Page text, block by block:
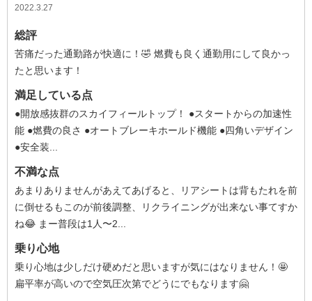
2022.3.27
総評
苦痛だった通勤路が快適に！🤣 燃費も良く通勤用にして良かっ
たと思います！
満足している点
●開放感抜群のスカイフィールトップ！ ●スタートからの加速性
能 ●燃費の良さ ●オートブレーキホールド機能 ●四角いデザイン
●安全装...
不満な点
あまりありませんがあえてあげると、リアシートは背もたれを前
に倒せるもこのが前後調整、リクライニングが出来ない事てすか
ね😂 まー普段は1人〜2...
乗り心地
乗り心地は少しだけ硬めだと思いますが気にはなりません！🤩
扁平率が高いので空気圧次第でどうにでもなります🤗